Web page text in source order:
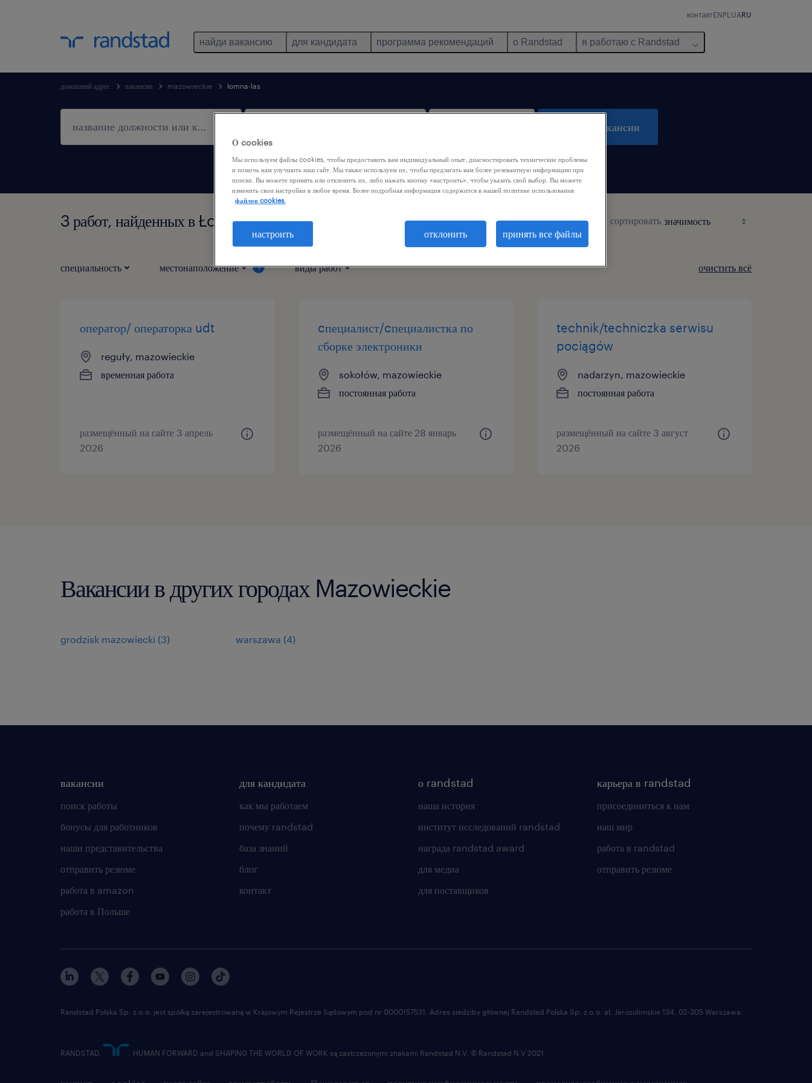
контактENPL UARU
найди вакансию для кандидата программа рекомендаций о Randstad я работаю с Randstad
домашний адрес вакансии mazowieckie łomna-las
удалённая работа
поиск 3 вакансии
3 работ, найденных в Łomna-Las, Mazowieckie сортировать
специальность местонаположение 1 виды работ очистить всё
оператор/ операторка udt
reguły, mazowieckie
временная работа
размещённый на сайте 3 апрель
2026
cпециалист/cпециалистка по
сборке электроники
sokołów, mazowieckie
постоянная работа
размещённый на сайте 28 январь
2026
technik/techniczka serwisu
pociągów
nadarzyn, mazowieckie
постоянная работа
размещённый на сайте 3 август
2026
Вакансии в других городах Mazowieckie
grodzisk mazowiecki (3) warszawa (4)
вакансии
поиск работы
бонусы для работников
наши представительства
отправить резюме
работа в amazon
работа в Польше
для кандидата
как мы работаем
почему randstad
база знаний
блог
контакт
о randstad
наша история
институт исследований randstad
награда randstad award
для медиа
для поставщиков
карьера в randstad
присоединиться к нам
наш мир
работа в randstad
отправить резюме
Randstad Polska Sp. z o.o. jest spółką zarejestrowaną w Krajowym Rejestrze Sądowym pod nr 0000157531. Adres siedziby głównej Randstad Polska Sp. z o.o. al. Jerozolimskie 134, 02-305 Warszawa.
RANDSTAD, , HUMAN FORWARD and SHAPING THE WORLD OF WORK są zastrzeżonymi znakami Randstad N.V. © Randstad N.V 2021
О cookies
Мы используем файлы cookies, чтобы предоставить вам индивидуальный опыт, диагностировать технические проблемы
и помочь нам улучшить наш сайт. Мы также используем их, чтобы предлагать вам более релевантную информацию при
поиске. Вы можете принять или отклонить их, либо нажать кнопку «настроить», чтобы указать свой выбор. Вы можете
изменить свои настройки в любое время. Более подробная информация содержится в нашей политике использования
файлов cookies.
настроить отклонить принять все файлы